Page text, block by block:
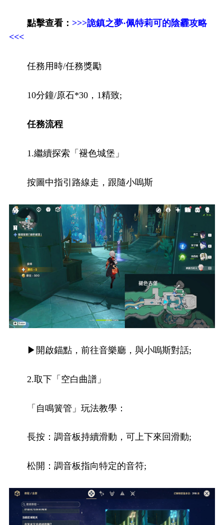
點擊查看： >>>詭鎮之夢·佩特莉可的陰霾攻略
<<<
任務用時/任務獎勵
10分鐘/原石*30，1精致;
任務流程
1.繼續探索「褪色城堡」
按圖中指引路線走，跟隨小嗚斯
▶開啟錨點，前往音樂廳，與小嗚斯對話;
2.取下「空白曲譜」
「自鳴簧管」玩法教學：
長按：調音板持續滑動，可上下來回滑動;
松開：調音板指向特定的音符;